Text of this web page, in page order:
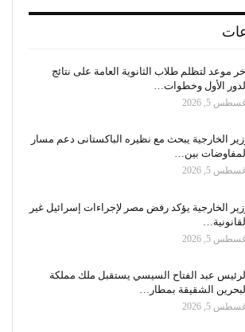
موعد لتظلم طلاب الثانوية العامة على نتائج
الأول وخطوات…
5, 2026
الخارجية يبحث مع نظيره الباكستانى دعم مسار
المفاوضات بين…
5, 2026
الخارجية يؤكد رفض مصر لإجراءات إسرائيل غير
القانونية…
5, 2026
الرئيس عبد الفتاح السيسي يستقبل ملك مملكة
البحرين الشقيقة بمطار…
5, 2026